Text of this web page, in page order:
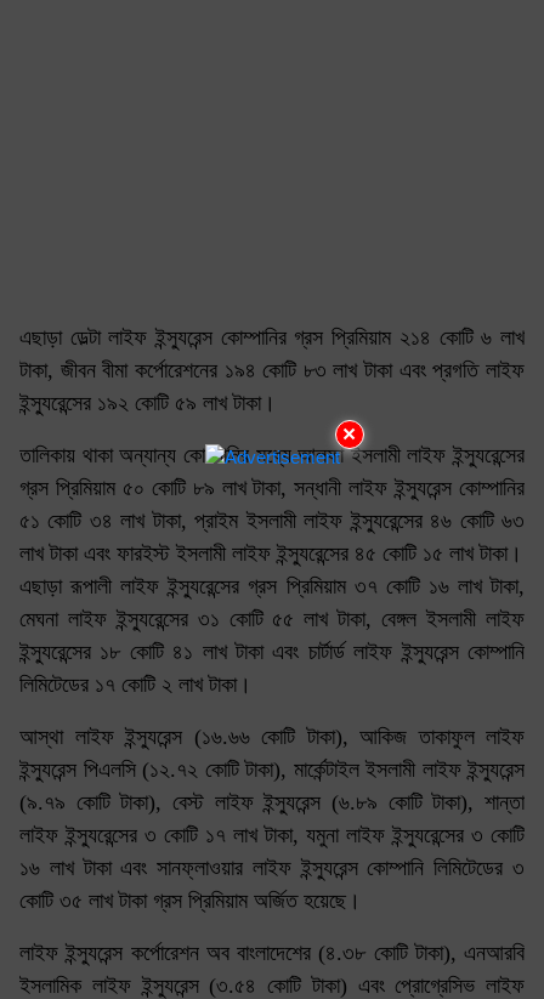
×
এছাড়া ডেল্টা লাইফ ইন্স্যুরেন্স কোম্পানির গ্রস প্রিমিয়াম ২১৪ কোটি ৬ লাখ
টাকা, জীবন বীমা কর্পোরেশনের ১৯৪ কোটি ৮৩ লাখ টাকা এবং প্রগতি লাইফ
ইন্স্যুরেন্সের ১৯২ কোটি ৫৯ লাখ টাকা।
তালিকায় থাকা অন্যান্য কোম্পানির মধ্যে আলফা ইসলামী লাইফ ইন্স্যুরেন্সের
গ্রস প্রিমিয়াম ৫০ কোটি ৮৯ লাখ টাকা, সন্ধানী লাইফ ইন্স্যুরেন্স কোম্পানির
৫১ কোটি ৩৪ লাখ টাকা, প্রাইম ইসলামী লাইফ ইন্স্যুরেন্সের ৪৬ কোটি ৬৩
লাখ টাকা এবং ফারইস্ট ইসলামী লাইফ ইন্স্যুরেন্সের ৪৫ কোটি ১৫ লাখ টাকা।
এছাড়া রূপালী লাইফ ইন্স্যুরেন্সের গ্রস প্রিমিয়াম ৩৭ কোটি ১৬ লাখ টাকা,
মেঘনা লাইফ ইন্স্যুরেন্সের ৩১ কোটি ৫৫ লাখ টাকা, বেঙ্গল ইসলামী লাইফ
ইন্স্যুরেন্সের ১৮ কোটি ৪১ লাখ টাকা এবং চার্টার্ড লাইফ ইন্স্যুরেন্স কোম্পানি
লিমিটেডের ১৭ কোটি ২ লাখ টাকা।
আস্থা লাইফ ইন্স্যুরেন্স (১৬.৬৬ কোটি টাকা), আকিজ তাকাফুল লাইফ
ইন্স্যুরেন্স পিএলসি (১২.৭২ কোটি টাকা), মার্কেন্টাইল ইসলামী লাইফ ইন্স্যুরেন্স
(৯.৭৯ কোটি টাকা), বেস্ট লাইফ ইন্স্যুরেন্স (৬.৮৯ কোটি টাকা), শান্তা
লাইফ ইন্স্যুরেন্সের ৩ কোটি ১৭ লাখ টাকা, যমুনা লাইফ ইন্স্যুরেন্সের ৩ কোটি
১৬ লাখ টাকা এবং সানফ্লাওয়ার লাইফ ইন্স্যুরেন্স কোম্পানি লিমিটেডের ৩
কোটি ৩৫ লাখ টাকা গ্রস প্রিমিয়াম অর্জিত হয়েছে।
লাইফ ইন্স্যুরেন্স কর্পোরেশন অব বাংলাদেশের (৪.৩৮ কোটি টাকা), এনআরবি
ইসলামিক লাইফ ইন্স্যুরেন্স (৩.৫৪ কোটি টাকা) এবং প্রোগ্রেসিভ লাইফ